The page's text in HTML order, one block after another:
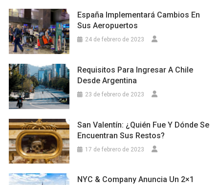
España Implementará Cambios En
Sus Aeropuertos
24 de febrero de 2023
Requisitos Para Ingresar A Chile
Desde Argentina
23 de febrero de 2023
San Valentín: ¿Quién Fue Y Dónde Se
Encuentran Sus Restos?
17 de febrero de 2023
NYC & Company Anuncia Un 2×1